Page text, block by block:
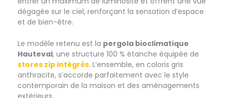
dégagée sur le ciel, renforçant la sensation d’espace
et de bien-être.
Le modèle retenu est la pergola bioclimatique
Hauteval, une structure 100 % étanche équipée de
stores zip intégrés. L’ensemble, en coloris gris
anthracite, s’accorde parfaitement avec le style
contemporain de la maison et des aménagements